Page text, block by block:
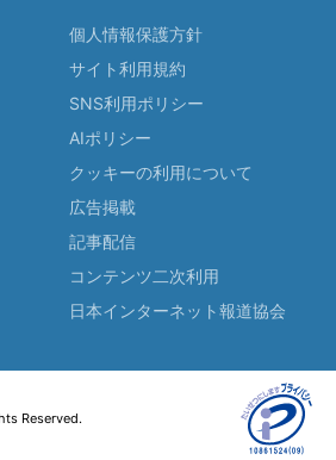
個人情報保護方針
サイト利用規約
SNS利用ポリシー
AIポリシー
クッキーの利用について
広告掲載
記事配信
コンテンツ二次利用
日本インターネット報道協会
Reserved.